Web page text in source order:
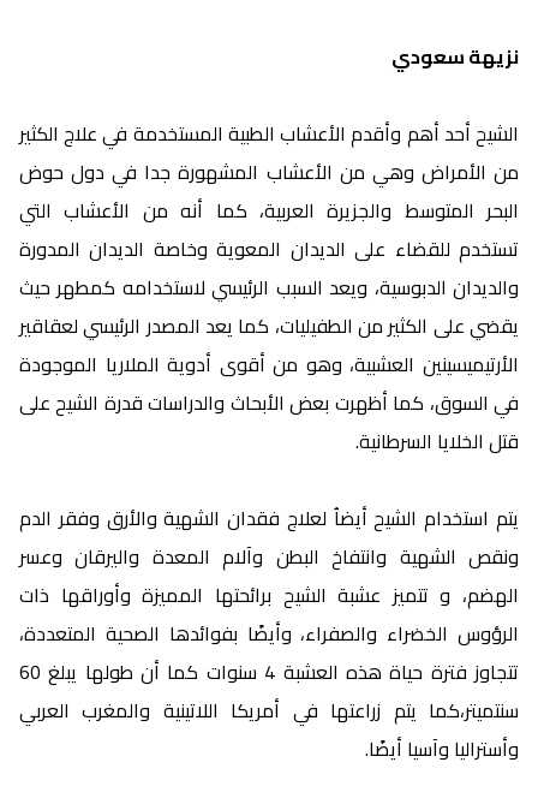
نزيهة سعودي
الشيح أحد أهم وأقدم الأعشاب الطبية المستخدمة في علاج الكثير
من الأمراض وهي من الأعشاب المشهورة جدا في دول حوض
البحر المتوسط والجزيرة العربية، كما أنه من الأعشاب التي
تستخدم للقضاء على الديدان المعوية وخاصة الديدان المدورة
والديدان الدبوسية، ويعد السبب الرئيسي لاستخدامه كمطهر حيث
يقضي على الكثير من الطفيليات، كما يعد المصدر الرئيسي لعقاقير
الأرتيميسينين العشبية، وهو من أقوى أدوية الملاريا الموجودة
في السوق، كما أظهرت بعض الأبحاث والدراسات قدرة الشيح على
قتل الخلايا السرطانية.
يتم استخدام الشيح أيضاُ لعلاج فقدان الشهية والأرق وفقر الدم
ونقص الشهية وانتفاخ البطن وآلام المعدة واليرقان وعسر
الهضم، و تتميز عشبة الشيح برائحتها المميزة وأوراقها ذات
الرؤوس الخضراء والصفراء، وأيضًا بفوائدها الصحية المتعددة،
تتجاوز فترة حياة هذه العشبة 4 سنوات كما أن طولها يبلغ 60
سنتميتر،كما يتم زراعتها في أمريكا اللاتينية والمغرب العربي
وأستراليا وآسيا أيضًا.